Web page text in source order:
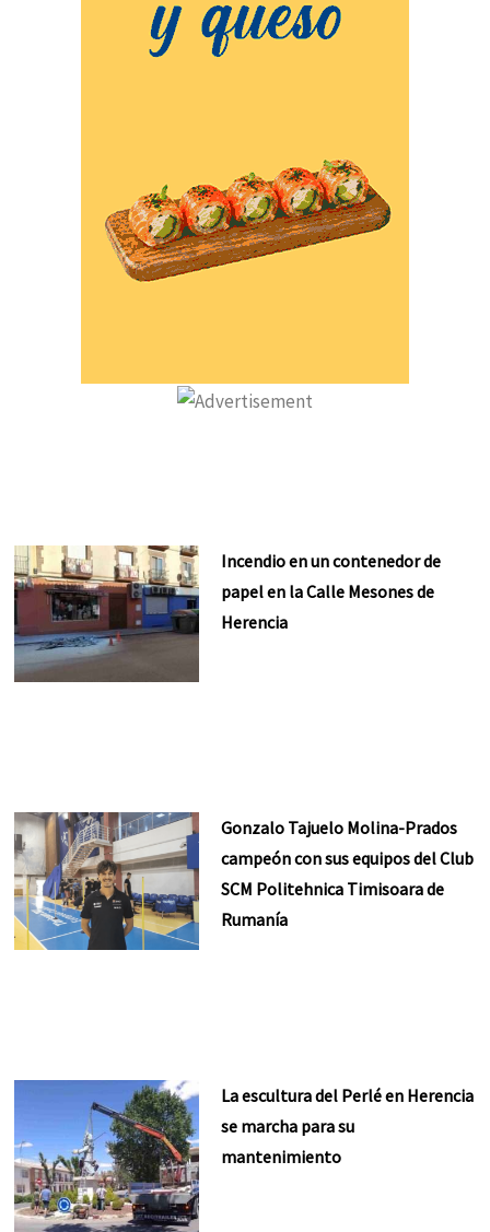
Incendio en un contenedor de
papel en la Calle Mesones de
Herencia
Gonzalo Tajuelo Molina-Prados
campeón con sus equipos del Club
SCM Politehnica Timisoara de
Rumanía
La escultura del Perlé en Herencia
se marcha para su
mantenimiento